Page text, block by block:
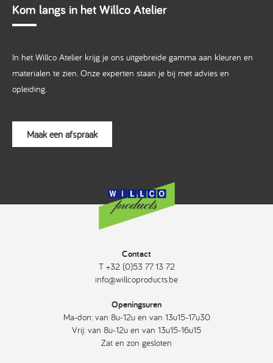
Kom langs in het Willco Atelier
In het Willco Atelier krijg je ons uitgebreide gamma aan kleuren en
materialen te zien. Onze experten staan je bij met advies en
opleiding.
Maak een afspraak
Contact
T +32 (0)53 77 13 72
info@willcoproducts.be
Openingsuren
Ma-don: van 8u-12u en van 13u15-17u30
Vrij: van 8u-12u en van 13u15-16u15
Zat en zon gesloten